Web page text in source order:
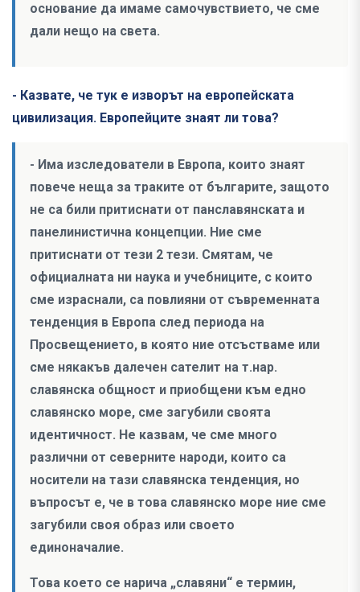
основание да имаме самочувствието, че сме
дали нещо на света.
- Казвате, че тук е изворът на европейската
цивилизация. Европейците знаят ли това?
- Има изследователи в Европа, които знаят
повече неща за траките от българите, защото
не са били притиснати от панславянската и
панелинистична концепции. Ние сме
притиснати от тези 2 тези. Смятам, че
официалната ни наука и учебниците, с които
сме израснали, са повлияни от съвременната
тенденция в Европа след периода на
Просвещението, в която ние отсъстваме или
сме някакъв далечен сателит на т.нар.
славянска общност и приобщени към едно
славянско море, сме загубили своята
идентичност. Не казвам, че сме много
различни от северните народи, които са
носители на тази славянска тенденция, но
въпросът е, че в това славянско море ние сме
загубили своя образ или своето
единоначалие.
Това което се нарича „славяни“ е термин,